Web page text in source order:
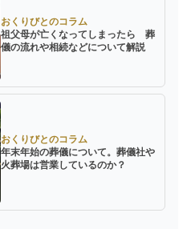
おくりびとのコラム
祖父母が亡くなってしまったら 葬
儀の流れや相続などについて解説
おくりびとのコラム
年末年始の葬儀について。葬儀社や
火葬場は営業しているのか？